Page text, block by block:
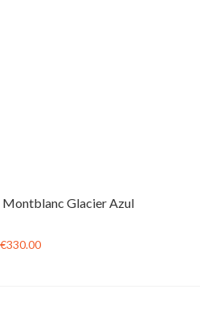
Montblanc Glacier Azul
€330.00